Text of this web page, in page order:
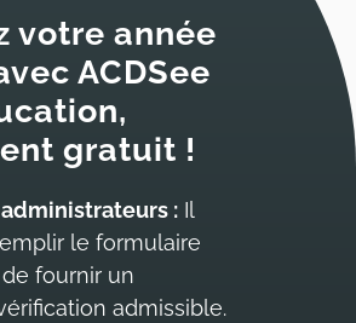
votre année
ACDSee
gratuit !
:Il
le formulaire
de fournir un
admissible.